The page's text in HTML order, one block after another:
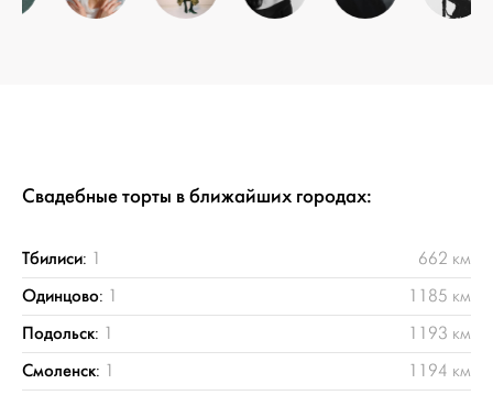
Свадебные торты в ближайших городах:
Тбилиси: 1 662 км
Одинцово: 1 1185 км
Подольск: 1 1193 км
Смоленск: 1 1194 км